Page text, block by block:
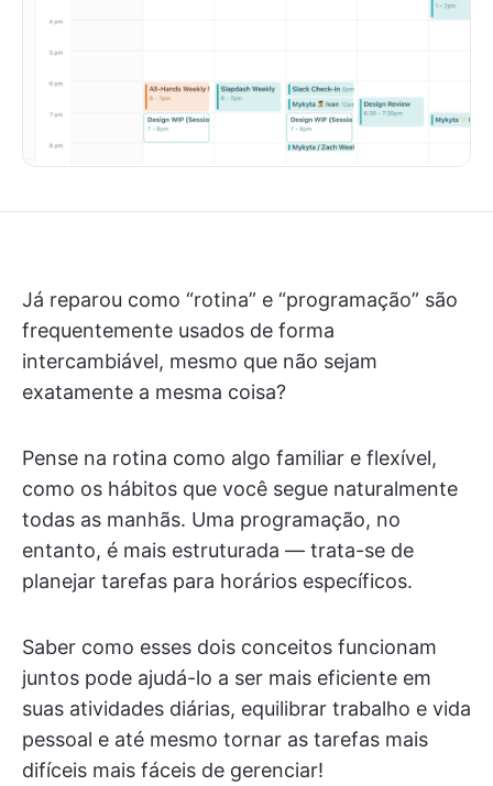
Já reparou como “rotina” e “programação” são
frequentemente usados de forma
intercambiável, mesmo que não sejam
exatamente a mesma coisa?
Pense na rotina como algo familiar e flexível,
como os hábitos que você segue naturalmente
todas as manhãs. Uma programação, no
entanto, é mais estruturada — trata-se de
planejar tarefas para horários específicos.
Saber como esses dois conceitos funcionam
juntos pode ajudá-lo a ser mais eficiente em
suas atividades diárias, equilibrar trabalho e vida
pessoal e até mesmo tornar as tarefas mais
difíceis mais fáceis de gerenciar!